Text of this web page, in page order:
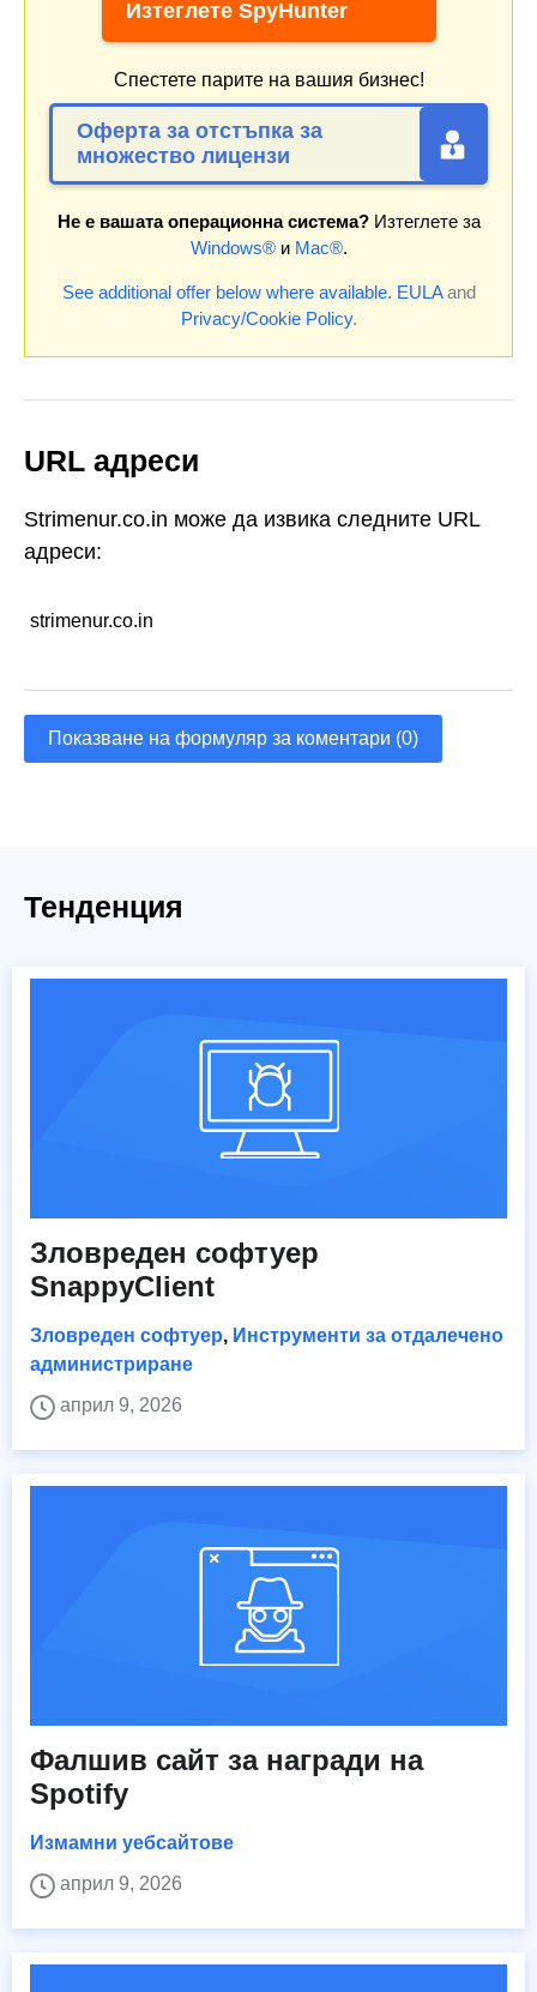
Изтеглете SpyHunter
Спестете парите на вашия бизнес!
Оферта за отстъпка за
множество лицензи
Не е вашата операционна система?Изтеглете за
Windows®и Mac®.
See additional offer below where available. EULAand
Privacy/Cookie Policy.
URL адреси
Strimenur.co.in може да извика следните URL
адреси:
strimenur.co.in
Показване на формуляр за коментари (0)
Тенденция
Зловреден софтуер
SnappyClient
Зловреден софтуер, Инструменти за отдалечено
администриране
април 9, 2026
Фалшив сайт за награди на
Spotify
Измамни уебсайтове
април 9, 2026